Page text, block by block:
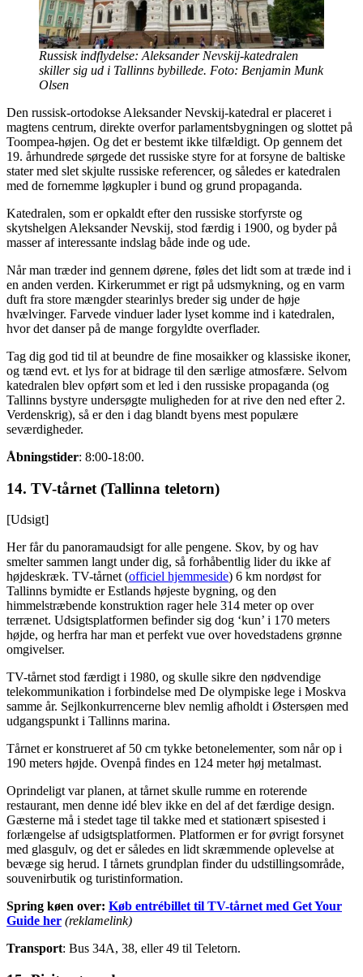
Russisk indflydelse: Aleksander Nevskij-katedralen
skiller sig ud i Tallinns bybillede. Foto: Benjamin Munk
Olsen
Den russisk-ortodokse Aleksander Nevskij-katedral er placeret i
magtens centrum, direkte overfor parlamentsbygningen og slottet på
Toompea-højen. Og det er bestemt ikke tilfældigt. Op gennem det
19. århundrede sørgede det russiske styre for at forsyne de baltiske
stater med slet skjulte russiske referencer, og således er katedralen
med de fornemme løgkupler i bund og grund propaganda.
Katedralen, som er opkaldt efter den russiske storfyrste og
skytshelgen Aleksander Nevskij, stod færdig i 1900, og byder på
masser af interessante indslag både inde og ude.
Når man træder ind gennem dørene, føles det lidt som at træde ind i
en anden verden. Kirkerummet er rigt på udsmykning, og en varm
duft fra store mængder stearinlys breder sig under de høje
hvælvinger. Farvede vinduer lader lyset komme ind i katedralen,
hvor det danser på de mange forgyldte overflader.
Tag dig god tid til at beundre de fine mosaikker og klassiske ikoner,
og tænd evt. et lys for at bidrage til den særlige atmosfære. Selvom
katedralen blev opført som et led i den russiske propaganda (og
Tallinns bystyre undersøgte muligheden for at rive den ned efter 2.
Verdenskrig), så er den i dag blandt byens mest populære
seværdigheder.
Åbningstider: 8:00-18:00.
14. TV-tårnet (Tallinna teletorn)
[Udsigt]
Her får du panoramaudsigt for alle pengene. Skov, by og hav
smelter sammen langt under dig, så forhåbentlig lider du ikke af
højdeskræk. TV-tårnet (officiel hjemmeside) 6 km nordøst for
Tallinns bymidte er Estlands højeste bygning, og den
himmelstræbende konstruktion rager hele 314 meter op over
terrænet. Udsigtsplatformen befinder sig dog ‘kun’ i 170 meters
højde, og herfra har man et perfekt vue over hovedstadens grønne
omgivelser.
TV-tårnet stod færdigt i 1980, og skulle sikre den nødvendige
telekommunikation i forbindelse med De olympiske lege i Moskva
samme år. Sejlkonkurrencerne blev nemlig afholdt i Østersøen med
udgangspunkt i Tallinns marina.
Tårnet er konstrueret af 50 cm tykke betonelementer, som når op i
190 meters højde. Ovenpå findes en 124 meter høj metalmast.
Oprindeligt var planen, at tårnet skulle rumme en roterende
restaurant, men denne idé blev ikke en del af det færdige design.
Gæsterne må i stedet tage til takke med et stationært spisested i
forlængelse af udsigtsplatformen. Platformen er for øvrigt forsynet
med glasgulv, og det er således en lidt skræmmende oplevelse at
bevæge sig herud. I tårnets grundplan finder du udstillingsområde,
souvenirbutik og turistinformation.
Spring køen over: Køb entrébillet til TV-tårnet med Get Your
Guide her (reklamelink)
Transport: Bus 34A, 38, eller 49 til Teletorn.